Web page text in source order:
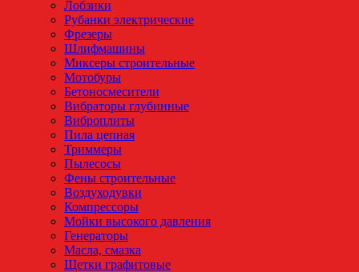
Лобзики
Рубанки электрические
Фрезеры
Шлифмашины
Миксеры строительные
Мотобуры
Бетоносмесители
Вибраторы глубинные
Виброплиты
Пила цепная
Триммеры
Пылесосы
Фены строительные
Воздуходувки
Компрессоры
Мойки высокого давления
Генераторы
Масла, смазка
Щетки графитовые